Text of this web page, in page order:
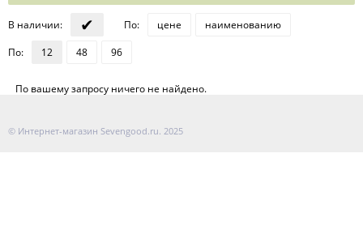
В наличии: ✔ По: цене
наименованию
По: 12 48 96
По вашему запросу ничего не найдено.
© Интернет-магазин Sevengood.ru. 2025